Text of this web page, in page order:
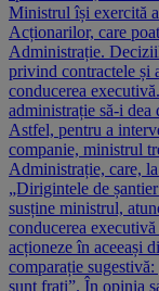
Ministrul își exercită
Acționarilor, care
Administrație.
privind contractele și
conducerea
administrație să-i
Astfel, pentru a
companie, ministrul
Administrație, care,
„Dirigintele de
susține ministrul,
conducerea
acționeze în aceeași
comparație
sunt frați”. În opinia